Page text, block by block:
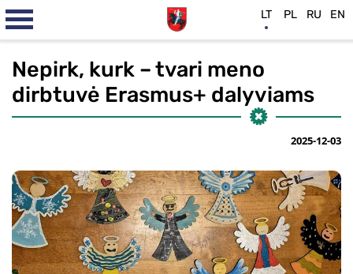
Nepirk, kurk – tvari meno
dirbtuvė Erasmus+ dalyviams
2025-12-03
LT PL RU EN